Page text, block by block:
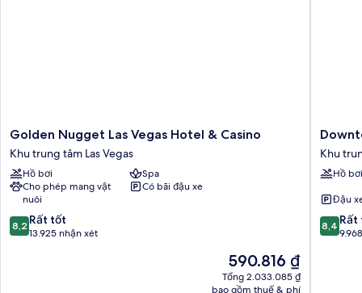
Golden
Nugget
Las
Vegas
Hotel
Casino
Khu
Golden Nugget Las Vegas Hotel & Casino
Khu trung tâm Las Vegas
Hồ bơi
Spa
Cho phép mang vật
nuôi
Có bãi đậu xe
8.2
trên
8,2 Rất tốt
13.925 nhận xét
Giá
hiện
tại
590.816 ₫
Tổng 2.033.085 ₫
bao gồm thuế & phí
Grand
Las
Vegas
trung
tâm
Las
Khu
Hồ bơi
Đậu
8.4
trên
8,4 Rất